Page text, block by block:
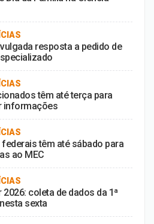
resposta a pedido de
têm até terça para
informações
têm até sábado para
ao MEC
coleta de dados da 1ª
sexta